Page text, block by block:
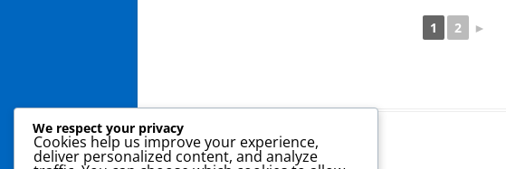
1 2 ►
We respect your privacy
Cookies help us improve your experience,
deliver personalized content, and analyze